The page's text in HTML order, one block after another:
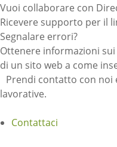
Vuoi collaborare con
Ricevere supporto per il
Segnalare errori?
Ottenere informazioni
di un sito web a come
Prendi contatto con
lavorative.
Contattaci